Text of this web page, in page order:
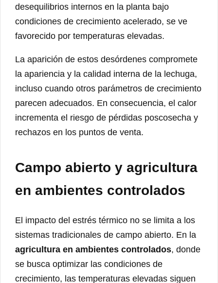
desequilibrios internos en la planta bajo
condiciones de crecimiento acelerado, se ve
favorecido por temperaturas elevadas.
La aparición de estos desórdenes compromete
la apariencia y la calidad interna de la lechuga,
incluso cuando otros parámetros de crecimiento
parecen adecuados. En consecuencia, el calor
incrementa el riesgo de pérdidas poscosecha y
rechazos en los puntos de venta.
Campo abierto y agricultura
en ambientes controlados
El impacto del estrés térmico no se limita a los
sistemas tradicionales de campo abierto. En la
agricultura en ambientes controlados, donde
se busca optimizar las condiciones de
crecimiento, las temperaturas elevadas siguen